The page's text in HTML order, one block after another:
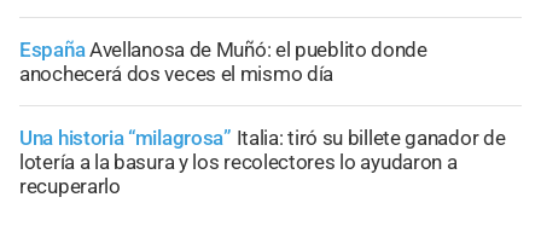
EspañaAvellanosa de Muñó: el pueblito donde
anochecerá dos veces el mismo día
Una historia “milagrosa” Italia: tiró su billete ganador de
lotería a la basura y los recolectores lo ayudaron a
recuperarlo